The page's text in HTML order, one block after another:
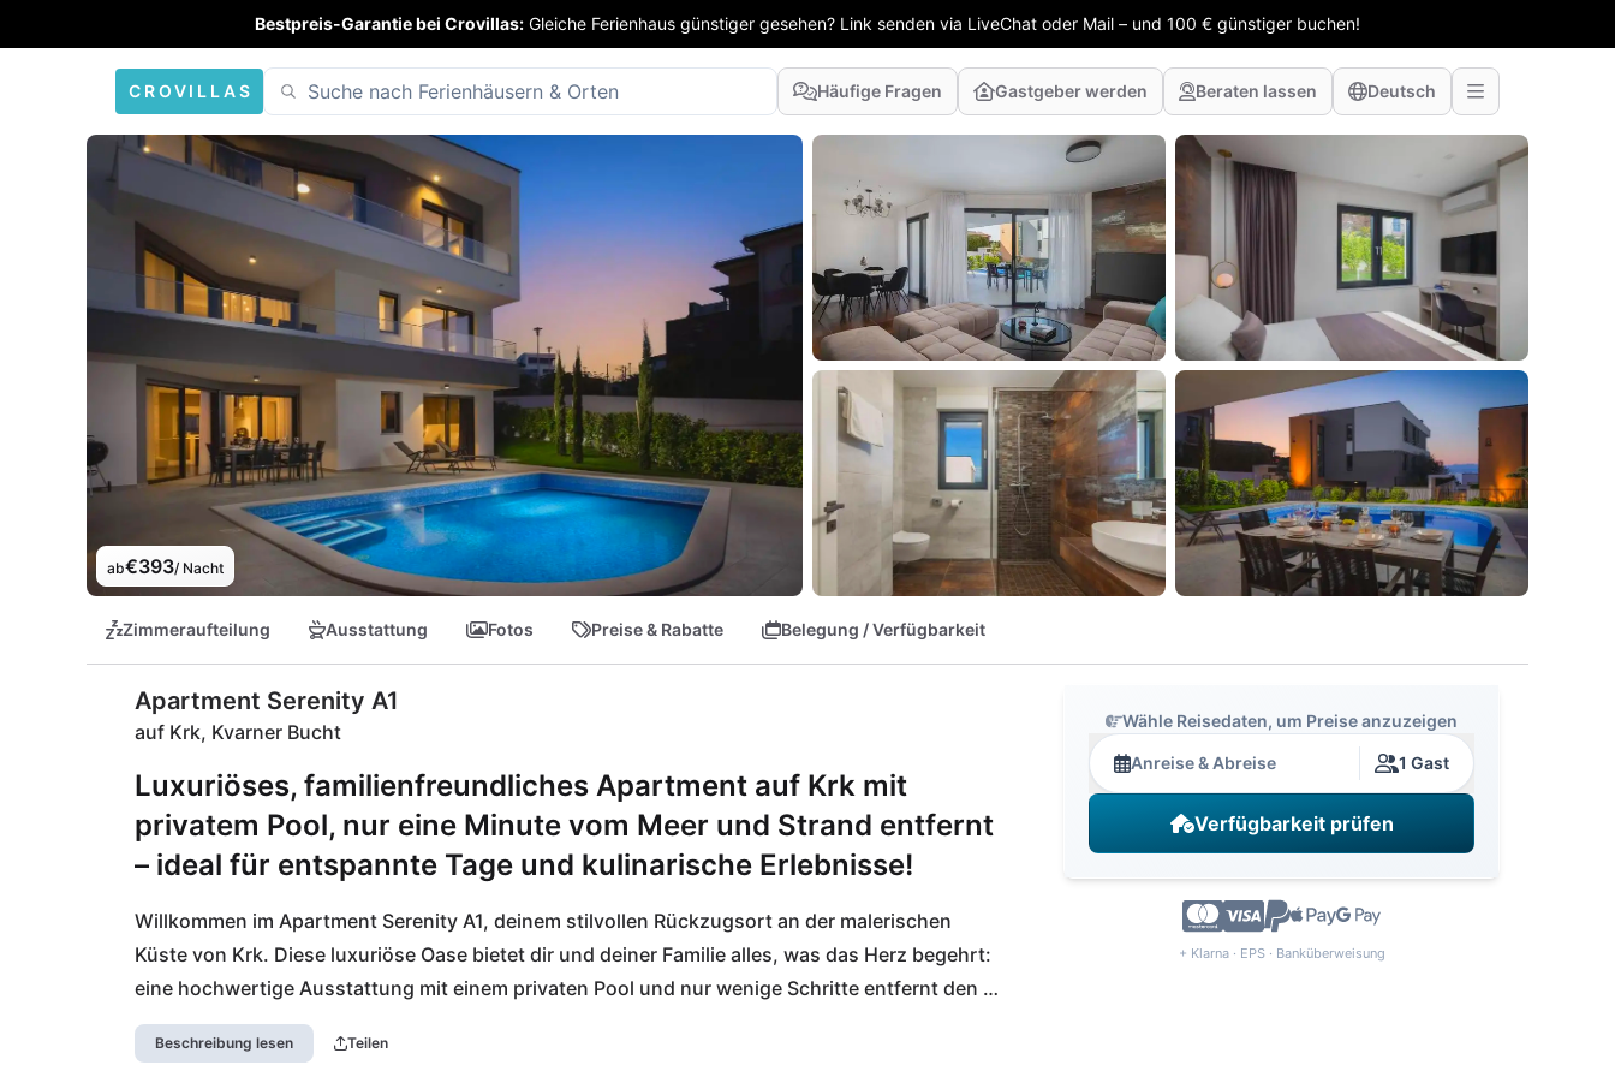
Bestpreis-Garantie bei Crovillas: Gleiche Ferienhaus günstiger gesehen? Link senden via LiveChat oder Mail – und 100 € günstiger buchen!
CROVILLAS Häufige Fragen Gastgeber werden Beraten lassen Deutsch
ab€393/ Nacht
Zimmeraufteilung Ausstattung Fotos Preise & Rabatte Belegung / Verfügbarkeit
Apartment Serenity A1
auf Krk, Kvarner Bucht
Luxuriöses, familienfreundliches Apartment auf Krk mit
privatem Pool, nur eine Minute vom Meer und Strand entfernt
– ideal für entspannte Tage und kulinarische Erlebnisse!
Willkommen im Apartment Serenity A1, deinem stilvollen Rückzugsort an der malerischen
Küste von Krk. Diese luxuriöse Oase bietet dir und deiner Familie alles, was das Herz begehrt:
eine hochwertige Ausstattung mit einem privaten Pool und nur wenige Schritte entfernt den
Zugang zum kristallklaren Meer – perfekt für entspannte Tage in der Sonne! In der Umgebung
findest du kinderfreundliche Strände und familiengeeignete Einrichtungen, die für
Beschreibung lesen Teilen
Wähle Reisedaten, um Preise anzuzeigen
Anreise & Abreise 1 Gast
Verfügbarkeit prüfen
+ Klarna · EPS · Banküberweisung